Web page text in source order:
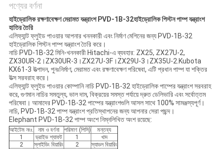
পণ্যের বর্ণনা
হাইড্রোলিক রক্ষণাবেক্ষণ মেরামত যন্ত্রাংশ PVD-1B-32হাইড্রোলিক পিস্টন পাম্প যন্ত্রাংশ
হাতির তৈরি
এলিফ্যান্ট ফ্লুইড পাওয়ার আপনার খননকারী এবং নির্মাণ মেশিনের জন্য PVD-1B-32
হাইড্রোলিক পিস্টন পাম্প যন্ত্রাংশ তৈরি করে।
নাচি PVD-1B-32 মিনি-খননকারী Hitachi-এ ব্যবহার: ZX25, ZX27U-2,
ZX30UR-2।ZX30UR-3।ZX27U-3F।ZX29U-3।ZX35U-2.Kubota
KX61-3 উত্পাদন, পুনঃনির্মাণ, মেরামত এবং রক্ষণাবেক্ষণ পরিষেবা, এটি প্রধান পাম্প যা শক্তির
উত্স সরবরাহ করে।
এলিফ্যান্ট ফ্লুইড পাওয়ার কোম্পানি নাচি PVD-1B-32 হাইড্রোলিক পাম্পের যন্ত্রাংশ সরবরাহ
করে, গুণমান নাচির সমতুল্য, ভাল দাম, বিক্রয়ের সমস্ত পর্যায়ে দ্রুত ডেলিভারি এবং সর্বোত্তম
পরিষেবা। আমাদের PVD-1B-32 পাম্পের যন্ত্রাংশগুলি আসল সাথে 100% সামঞ্জস্যপূর্ণ।
নাচি, PVD-1B-32 পাম্প যন্ত্রাংশ প্রতিস্থাপনের জন্য আপনার সেরা পছন্দ।
Elephant PVD-1B-32 পাম্প অংশে নিম্নলিখিত অংশ রয়েছে:
আইটেম নংঃ. নাম ও বর্ণনা পরিমাণ (পিসি)
মন্তব্য
1
ড্রাইভ শ্যাফট 1
খাদ
2
স্লাইডিং বিয়ারিং 2
স্যাডল বিয়ারিং